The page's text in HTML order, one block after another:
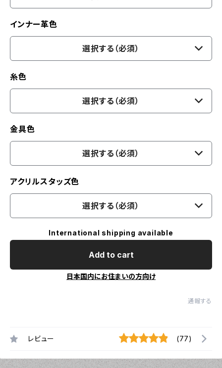
インナー革色
選択する（必須）
糸色
選択する（必須）
金具色
選択する（必須）
アクリルスタッズ色
選択する（必須）
International shipping available
Add to cart
日本国内にお住まいの方向け
通報する
レビュー (77)